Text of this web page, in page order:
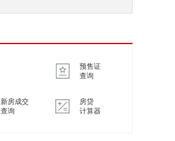
预售证
查询
新房成交
查询
房贷
计算器